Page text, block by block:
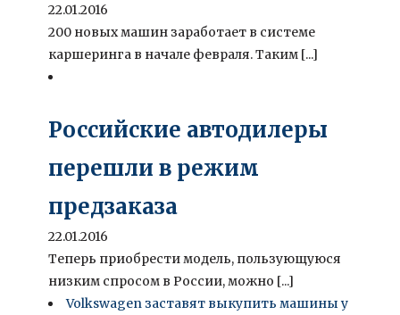
22.01.2016
200 новых машин заработает в системе
каршеринга в начале февраля. Таким [...]
Российские автодилеры
перешли в режим
предзаказа
22.01.2016
Теперь приобрести модель, пользующуюся
низким спросом в России, можно [...]
Volkswagen заставят выкупить машины у